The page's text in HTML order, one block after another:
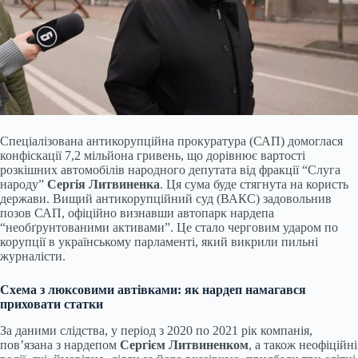
Спеціалізована антикорупційна прокуратура (САП) домоглася
конфіскації 7,2 мільйона гривень, що дорівнює вартості
розкішних автомобілів народного депутата від фракції “Слуга
народу” Сергія Литвиненка. Ця сума буде стягнута на користь
держави. Вищий антикорупційний суд (ВАКС) задовольнив
позов САП, офіційно визнавши автопарк нардепа
“необґрунтованими активами”. Це стало черговим ударом по
корупції в українському парламенті, який викрили пильні
журналісти.
Схема з люксовими автівками: як нардеп намагався
приховати статки
За даними слідства, у період з 2020 по 2021 рік компанія,
пов’язана з нардепом Сергієм Литвиненком, а також неофіційні